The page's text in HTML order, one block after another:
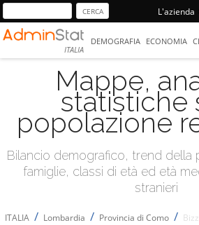
L'azienda
ITALIA
DEMOGRAFIA ECONOMIA
Mappe,
statistiche
popolazione
Bilancio demografico, trend della
famiglie, classi di età ed età
stranieri
ITALIA / Lombardia / Provincia di Como /